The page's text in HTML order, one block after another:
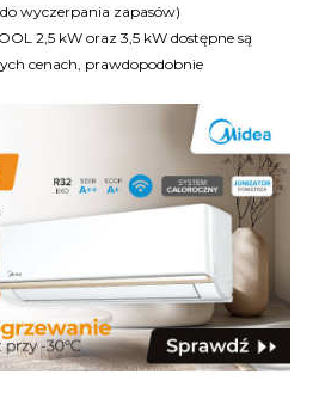
wyczerpania zapasów)
2,5 kW oraz 3,5 kW dostępne są
cenach, prawdopodobnie